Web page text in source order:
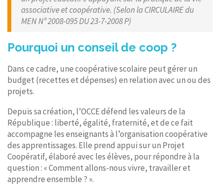
associative et coopérative. (Selon la CIRCULAIRE du
MEN N° 2008-095 DU 23-7-2008 P)
Pourquoi un conseil de coop ?
Dans ce cadre, une coopérative scolaire peut gérer un
budget (recettes et dépenses) en relation avec un ou des
projets.
Depuis sa création, l’OCCE défend les valeurs de la
République : liberté, égalité, fraternité, et de ce fait
accompagne les enseignants à l’organisation coopérative
des apprentissages. Elle prend appui sur un Projet
Coopératif, élaboré avec les élèves, pour répondre à la
question : « Comment allons-nous vivre, travailler et
apprendre ensemble ? ».